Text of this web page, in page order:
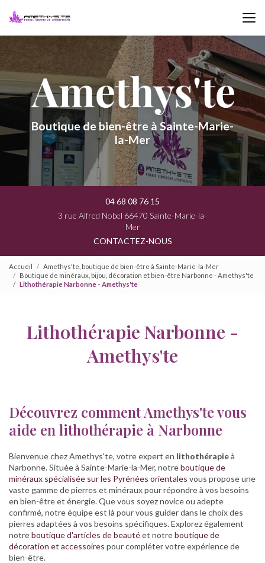
Boutique de bien-être à Sainte-Marie-
la-Mer
04 68 08 76 15
3 rue Alfred Nobel 66470 Sainte-Marie-la-
Mer
CONTACTEZ-NOUS
Accueil
Amethys'te, boutique de bien-être à Sainte-Marie-la-Mer
Boutique de minéraux, bijou, décoration et bien-être Narbonne - Amethys'te
Lithothérapie Narbonne - Amethys'te
Lithothérapie Narbonne -
Amethys'te
Découvrez comment Amethys'te vous
aide en lithothérapie à Narbonne
Bienvenue chez Amethys'te, votre expert en lithothérapieà
Narbonne. Située à Sainte-Marie-la-Mer, notreboutique de
minéraux spécialisée sur les Pyrénées orientales vous propose une
vaste gamme de pierres et minéraux pour répondre à vos besoins
en bien-être et énergie. Que vous soyez novice ou adepte
confirmé, notre équipe est là pour vous guider dans le choix des
pierres adaptées à vos besoins spécifiques. Explorez également
notreboutique d'articles de beautéet notreboutique de
décoration et accessoires pour compléter votre expérience de
bien-être.